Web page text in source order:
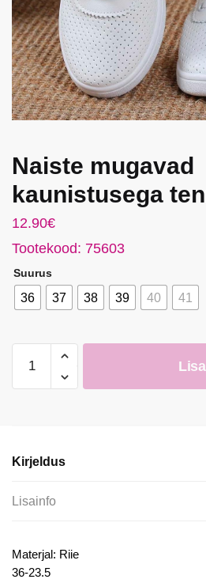
Naiste mugavad
kaunistusega
12.90€
Tootekood: 75603
Suurus
36 37 38 39 40 41
mugavad
kaunistusega
Kirjeldus
Lisainfo
Materjal: Riie
36-23.5